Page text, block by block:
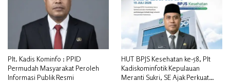
Plt. Kadis Kominfo : PPID
Permudah Masyarakat Peroleh
Informasi Publik Resmi
HUT BPJS Kesehatan ke-58, Plt
Kadiskominfotik Kepulauan
Meranti Sukri, SE Ajak Perkuat